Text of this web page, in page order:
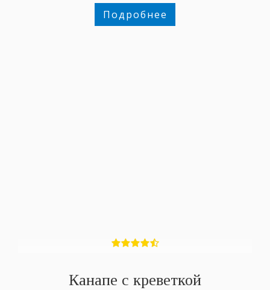
Подробнее
Канапе с креветкой